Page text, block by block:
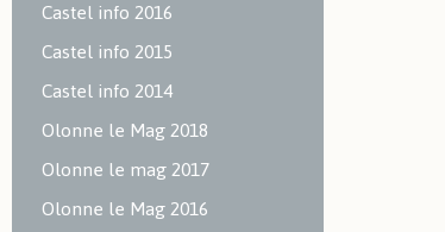
Castel info 2016
Castel info 2015
Castel info 2014
Olonne le Mag 2018
Olonne le mag 2017
Olonne le Mag 2016